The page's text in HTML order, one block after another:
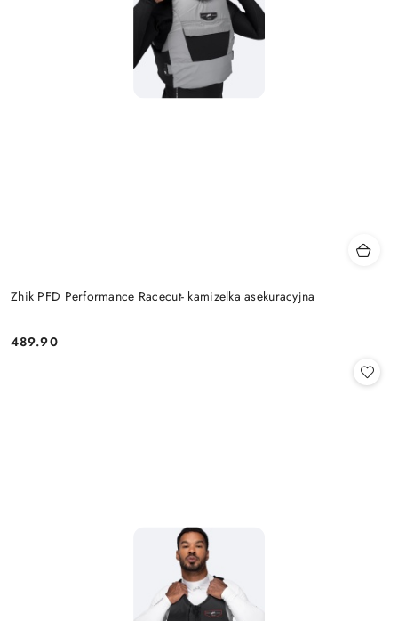
Zhik PFD Performance Racecut- kamizelka asekuracyjna
Cena:
489.90